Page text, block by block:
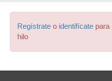
Regístrate o identifícate para
hilo